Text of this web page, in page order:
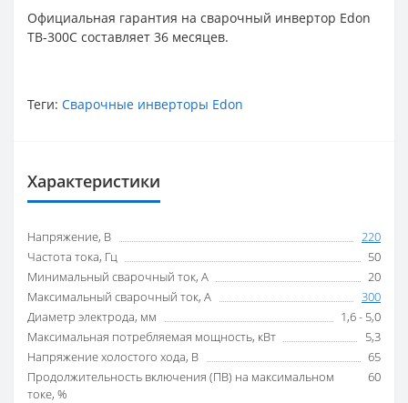
Официальная гарантия на сварочный инвертор Edon
TB-300C составляет 36 месяцев.
Теги: Сварочные инверторы Edon
Характеристики
Напряжение, В
220
Частота тока, Гц
50
Минимальный сварочный ток, А
20
Максимальный сварочный ток, А
300
Диаметр электрода, мм
1,6 - 5,0
Максимальная потребляемая мощность, кВт
5,3
Напряжение холостого хода, В
65
Продолжительность включения (ПВ) на максимальном
токе, %
60